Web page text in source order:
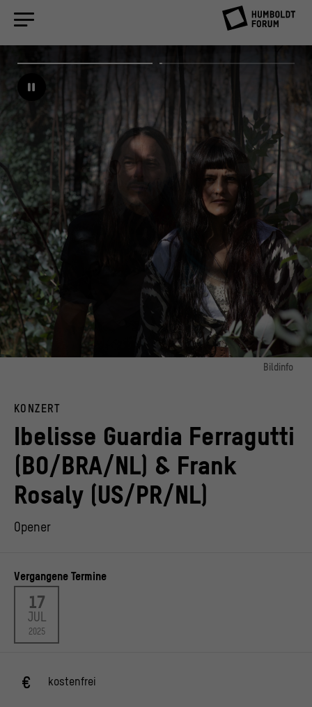
Bildinfo
Bild 2:
Ibelisse Guardia Ferragutti & Frank Rosaly
© Alvaro Gumucio Li
KONZERT
Ibelisse Guardia Ferragutti
(BO/BRA/NL) & Frank
Rosaly (US/PR/NL)
Opener
Vergangene Termine
17
JUL
2025
kostenfrei